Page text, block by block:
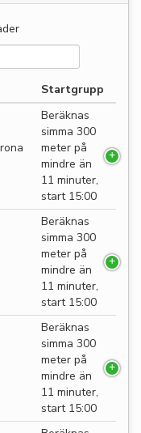
Startgrupp
Beräknas
simma 300
meter på
mindre än
11 minuter,
start 15:00
Beräknas
simma 300
meter på
mindre än
11 minuter,
start 15:00
Beräknas
simma 300
meter på
mindre än
11 minuter,
start 15:00